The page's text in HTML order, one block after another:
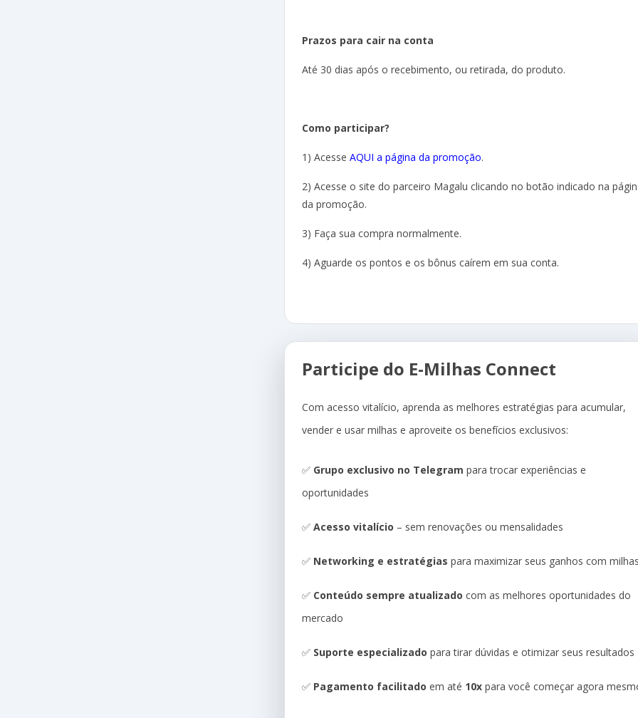
Prazos para cair na conta
Até 30 dias após o recebimento, ou retirada, do produto.
Como participar?
1) Acesse AQUI a página da promoção.
2) Acesse o site do parceiro Magalu clicando no botão indicado na
da promoção.
3) Faça sua compra normalmente.
4) Aguarde os pontos e os bônus caírem em sua conta.
Participe do E-Milhas Connect
Com acesso vitalício, aprenda as melhores estratégias para acumular,
vender e usar milhas e aproveite os benefícios exclusivos:
✅ Grupo exclusivo no Telegram para trocar experiências e
oportunidades
✅ Acesso vitalício – sem renovações ou mensalidades
✅ Networking e estratégias para maximizar seus ganhos com
✅ Conteúdo sempre atualizado com as melhores oportunidades do
mercado
✅ Suporte especializado para tirar dúvidas e otimizar seus resultados
✅ Pagamento facilitado em até 10x para você começar agora